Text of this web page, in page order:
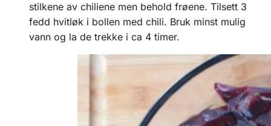
stilkene av chiliene men behold frøene. Tilsett 3
fedd hvitløk i bollen med chili. Bruk minst mulig
vann og la de trekke i ca 4 timer.